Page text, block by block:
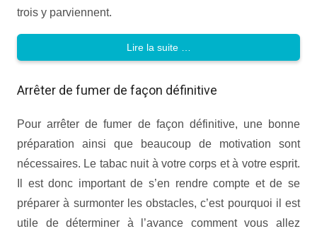
trois y parviennent.
Lire la suite …
Arrêter de fumer de façon définitive
Pour arrêter de fumer de façon définitive, une bonne
préparation ainsi que beaucoup de motivation sont
nécessaires. Le tabac nuit à votre corps et à votre esprit.
Il est donc important de s’en rendre compte et de se
préparer à surmonter les obstacles, c’est pourquoi il est
utile de déterminer à l’avance comment vous allez